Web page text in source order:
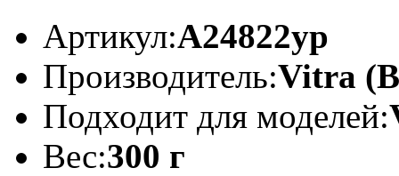
Артикул:A24822yp
Производитель:Vitra
Подходит для моделей:
Вес:300 г